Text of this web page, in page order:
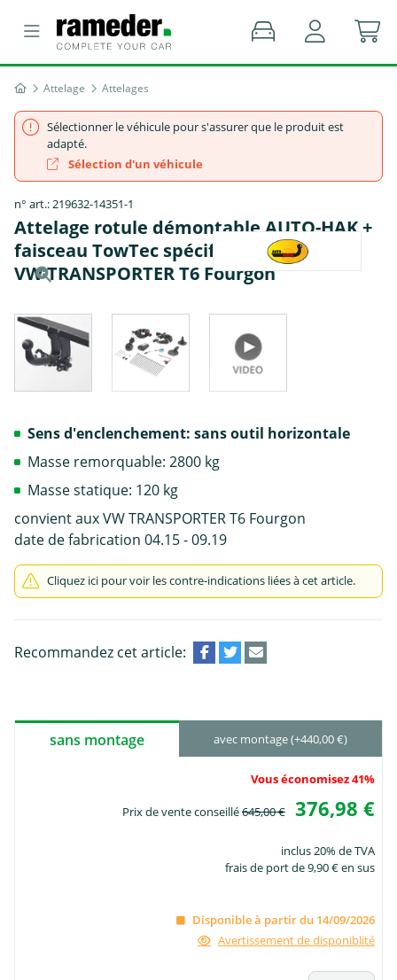
Attelage Attelages
Sélectionner le véhicule pour s'assurer que le produit est
adapté.
Sélection d'un véhicule
n° art.: 219632-14351-1
Attelage rotule démontable AUTO-HAK +
faisceau TowTec spécifique 7 broches -
VW TRANSPORTER T6 Fourgon
Sens d'enclenchement: sans outil horizontale
Masse remorquable: 2800 kg
Masse statique: 120 kg
convient aux VW TRANSPORTER T6 Fourgon
date de fabrication 04.15 - 09.19
Cliquez ici pour voir les contre-indications liées à cet article.
Recommandez cet article:
sans montage avec montage (+440,00 €)
Vous économisez 41%
Prix de vente conseillé645,00 € 376,98 €
inclus 20% de TVA
frais de port de 9,90 € en sus
Disponible à partir du 14/09/2026
Avertissement de disponiblité